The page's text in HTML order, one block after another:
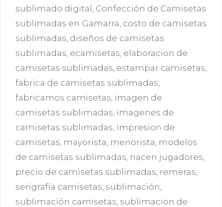
sublimado digital Confección de Camisetas
sublimadas en Gamarra costo de camisetas
sublimadas diseños de camisetas
sublimadas ecamisetas elaboracion de
camisetas sublimadas estampar camisetas
fabrica de camisetas sublimadas
fabricamos camisetas imagen de
camisetas sublimadas imagenes de
camisetas sublimadas impresion de
camisetas mayorista menorista modelos
de camisetas sublimadas nacen jugadores
precio de camisetas sublimadas remeras
serigrafía camisetas sublimación
sublimación camisetas sublimacion de